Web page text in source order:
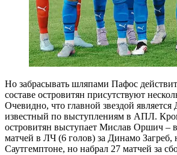
Но забрасывать шляпами Пафос
составе островитян присутствуют
Очевидно, что главной звездой
известный по выступлениям в АПЛ.
островитян выступает Мислав Оршич –
матчей в ЛЧ (6 голов) за Динамо Загреб,
Саутгемптоне, но набрал 27 матчей за